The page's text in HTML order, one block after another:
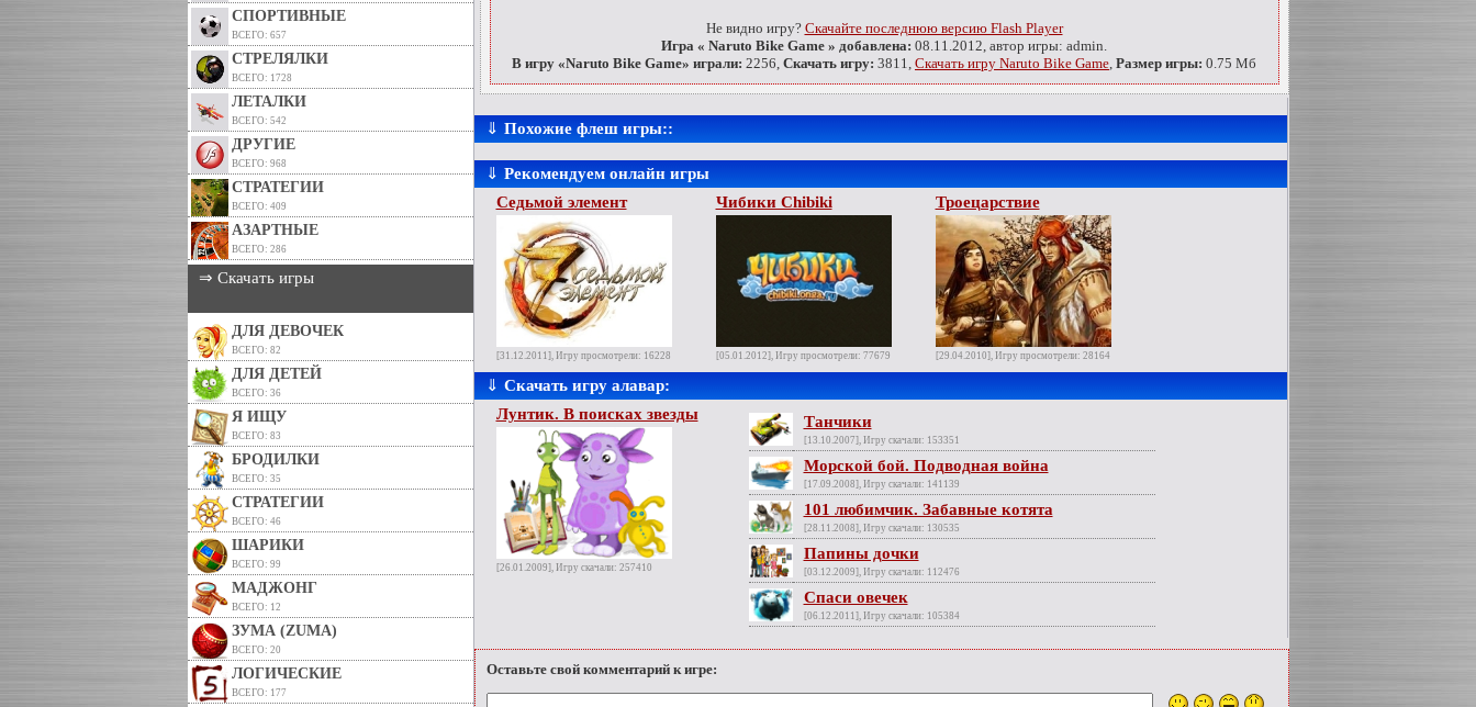
СПОРТИВНЫЕ
ВСЕГО: 657
СТРЕЛЯЛКИ
ВСЕГО: 1728
ЛЕТАЛКИ
ВСЕГО: 542
ДРУГИЕ
ВСЕГО: 968
СТРАТЕГИИ
ВСЕГО: 409
АЗАРТНЫЕ
ВСЕГО: 286
⇒ Скачать игры
ДЛЯ ДЕВОЧЕК
ВСЕГО: 82
ДЛЯ ДЕТЕЙ
ВСЕГО: 36
Я ИЩУ
ВСЕГО: 83
БРОДИЛКИ
ВСЕГО: 35
СТРАТЕГИИ
ВСЕГО: 46
ШАРИКИ
ВСЕГО: 99
МАДЖОНГ
ВСЕГО: 12
ЗУМА (ZUMA)
ВСЕГО: 20
ЛОГИЧЕСКИЕ
ВСЕГО: 177
Не видно игру? Скачайте последнюю версию Flash Player
Игра « Naruto Bike Game » добавлена: 08.11.2012, автор игры: admin.
В игру «Naruto Bike Game» играли: 2256, Скачать игру: 3811, Скачать игру Naruto Bike Game, Размер игры: 0.75 Мб
⇓ Похожие флеш игры::
⇓ Рекомендуем онлайн игры
Седьмой элемент
[31.12.2011], Игру просмотрели: 16228
Чибики Chibiki
[05.01.2012], Игру просмотрели: 77679
Троецарствие
[29.04.2010], Игру просмотрели: 28164
⇓ Скачать игру алавар:
Лунтик. В поисках звезды
[26.01.2009], Игру скачали: 257410
Танчики
[13.10.2007], Игру скачали: 153351
Морской бой. Подводная война
[17.09.2008], Игру скачали: 141139
101 любимчик. Забавные котята
[28.11.2008], Игру скачали: 130535
Папины дочки
[03.12.2009], Игру скачали: 112476
Спаси овечек
[06.12.2011], Игру скачали: 105384
Оставьте свой комментарий к игре: